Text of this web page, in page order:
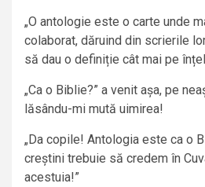
„O antologie este o carte unde
colaborat, dăruind din scrierile
să dau o definiție cât mai pe
„Ca o Biblie?” a venit așa, pe
lăsându-mi mută uimirea!
„Da copile! Antologia este ca o
creștini trebuie să credem în
acestuia!”